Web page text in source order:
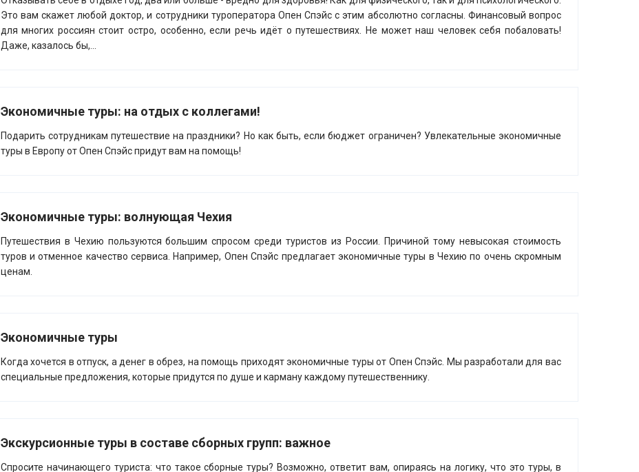
Это вам скажет любой доктор, и сотрудники туроператора Опен Спэйс с этим абсолютно согласны. Финансовый вопрос
для многих россиян стоит остро, особенно, если речь идёт о путешествиях. Не может наш человек себя побаловать!
Даже, казалось бы,...
Экономичные туры: на отдых с коллегами!
Подарить сотрудникам путешествие на праздники? Но как быть, если бюджет ограничен? Увлекательные экономичные
туры в Европу от Опен Спэйс придут вам на помощь!
Экономичные туры: волнующая Чехия
Путешествия в Чехию пользуются большим спросом среди туристов из России. Причиной тому невысокая стоимость
туров и отменное качество сервиса. Например, Опен Спэйс предлагает экономичные туры в Чехию по очень скромным
ценам.
Экономичные туры
Когда хочется в отпуск, а денег в обрез, на помощь приходят экономичные туры от Опен Спэйс. Мы разработали для вас
специальные предложения, которые придутся по душе и карману каждому путешественнику.
Экскурсионные туры в составе сборных групп: важное
Спросите начинающего туриста: что такое сборные туры? Возможно, ответит вам, опираясь на логику, что это туры, в